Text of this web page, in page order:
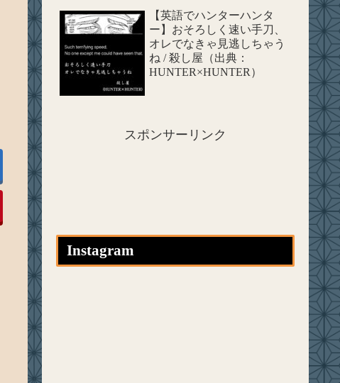
【英語でハンターハンタ
ー】おそろしく速い手刀、
オレでなきゃ見逃しちゃう
ね / 殺し屋（出典：
HUNTER×HUNTER）
スポンサーリンク
Instagram